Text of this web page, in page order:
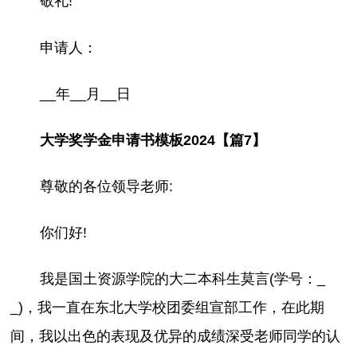
申请人：
__年__月__日
大学奖学金申请书模板2024【篇7】
尊敬的各位领导老师:
你们好!
我是国土资源学院的大二本科生莫言(学号：_
_)，我一直在东北大学校团委组宣部工作，在此期
间，我以出色的表现及优异的成绩深受老师同学的认